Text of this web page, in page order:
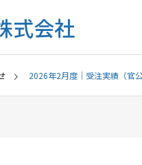
式会社
2026年2月度｜受注実績（官